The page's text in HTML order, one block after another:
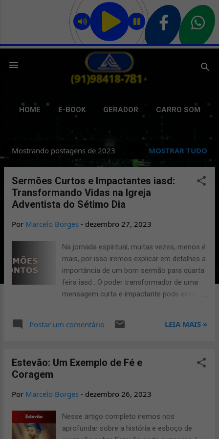
Pular para o conteúdo principal
HOME E-BOOK GERADOR CARRO SOM
DELIVERY
BATE PAPO
Mostrando postagens de 2023 MOSTRAR TUDO
Sermões Curtos e Impactantes iasd:
Transformando Vidas na Igreja
Adventista do Sétimo Dia
Por Marcelo Borges - dezembro 27, 2023
Na jornada espiritual, muitas vezes, menos é
mais, por isso iremos explicar em detalhes a
importância de um bom sermão para quarta
feira iasd . O poder transformador de uma
mensagem curta e impactante pode ecoar
fundamental nessa tarefa espiritual. Na
iasd o que fascilita bastante o trabalho de
valiosa para alcançar e transformar vidas.
sermões curtos e impactantes iasd e sua
importância e as estratégias de sermões
Postar um comentário LEIA MAIS »
Estevão: Um Exemplo de Fé e
Coragem
Por Marcelo Borges - dezembro 26, 2023
Nesse artigo completo iremos nos
aprofundar sobre a história e esboço de